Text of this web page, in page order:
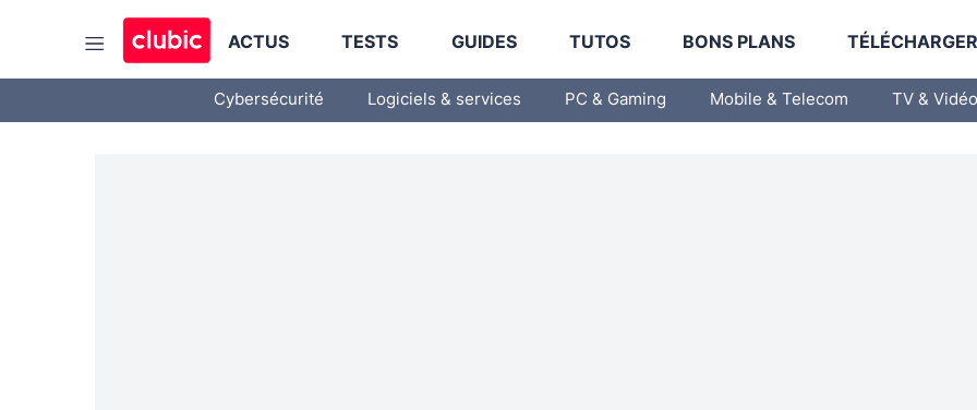
ACTUS TESTS GUIDES TUTOS BONS PLANS
Cybersécurité Logiciels & services PC & Gaming Mobile & Telecom TV & Vidéo